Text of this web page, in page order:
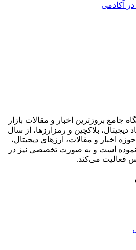
آکادمی
جامع بروزترین اخبار و مقالات بازار
دیجیتال، بلاکچین و رمزارزها، از سال
حوزه اخبار و مقالات، ارزهای‌ دیجیتال،
نموده است و به صورت تخصصی نیز در
فعالیت می‌کند.